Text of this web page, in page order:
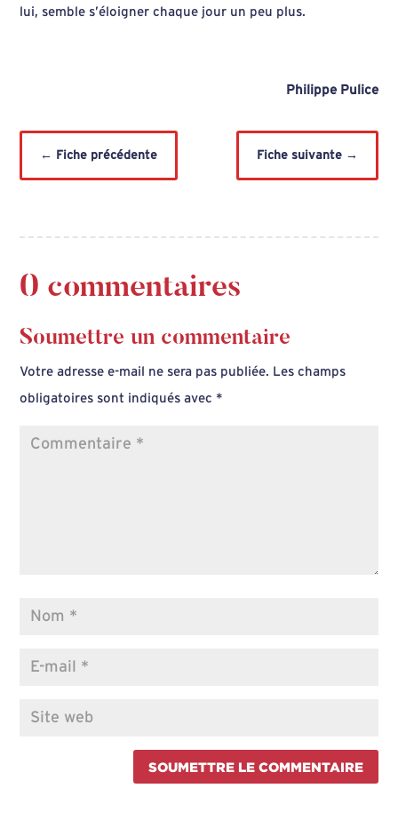
lui, semble s’éloigner chaque jour un peu plus.
Philippe Pulice
← Fiche précédente Fiche suivante→
0 commentaires
Soumettre un commentaire
Votre adresse e-mail ne sera pas publiée. Les champs
obligatoires sont indiqués avec *
SOUMETTRE LE COMMENTAIRE